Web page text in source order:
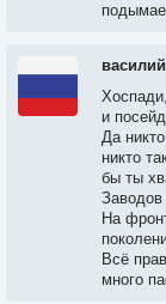
василий
и
Да
никто
бы ты
Заводов
На
Всё
много